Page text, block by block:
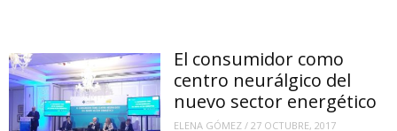
El consumidor como
centro neurálgico del
nuevo sector energético
ELENA GÓMEZ /27 OCTUBRE, 2017